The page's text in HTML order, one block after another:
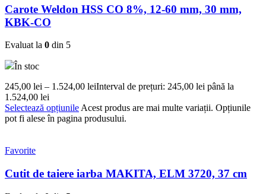
Carote Weldon HSS CO 8%, 12-60 mm, 30 mm,
KBK-CO
Evaluat la 0 din 5
În stoc
245,00 lei – 1.524,00 leiInterval de prețuri: 245,00 lei până la
1.524,00 lei
Selectează opțiunile Acest produs are mai multe variații. Opțiunile
pot fi alese în pagina produsului.
Favorite
Cutit de taiere iarba MAKITA, ELM 3720, 37 cm